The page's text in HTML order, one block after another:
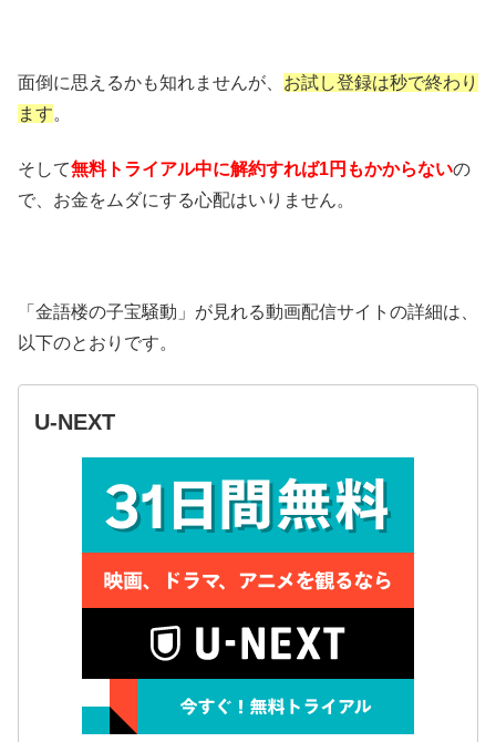
面倒に思えるかも知れませんが、 お試し登録は秒で終わり
ます。
そして無料トライアル中に解約すれば1円もかからないの
で、お金をムダにする心配はいりません。
「金語楼の子宝騒動」が見れる動画配信サイトの詳細は、
以下のとおりです。
U-NEXT